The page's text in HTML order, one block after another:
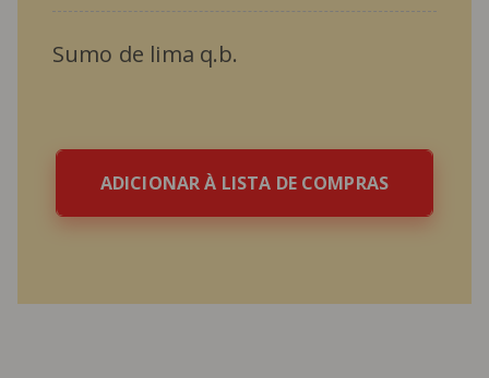
Sumo de lima q.b.
ADICIONAR À LISTA DE COMPRAS